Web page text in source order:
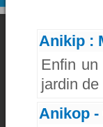
Anikip :
Enfin un
jardin
Anikop -